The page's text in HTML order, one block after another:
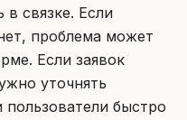
связке. Если
проблема может
Если заявок
уточнять
быстро